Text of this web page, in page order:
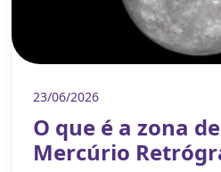
23/06/2026
O que é a zona
Mercúrio